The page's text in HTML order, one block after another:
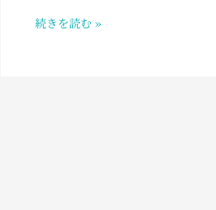
室
続きを読む »